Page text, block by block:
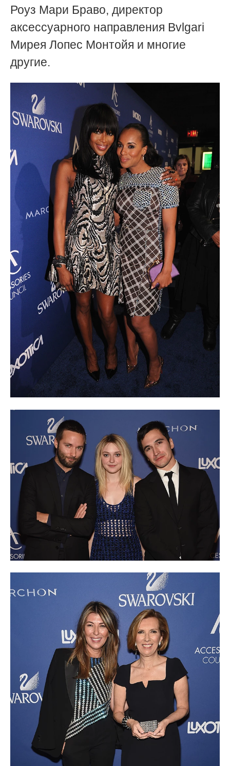
Роуз Мари Браво, директор
аксессуарного направления Bvlgari
Мирея Лопес Монтойя и многие
другие.